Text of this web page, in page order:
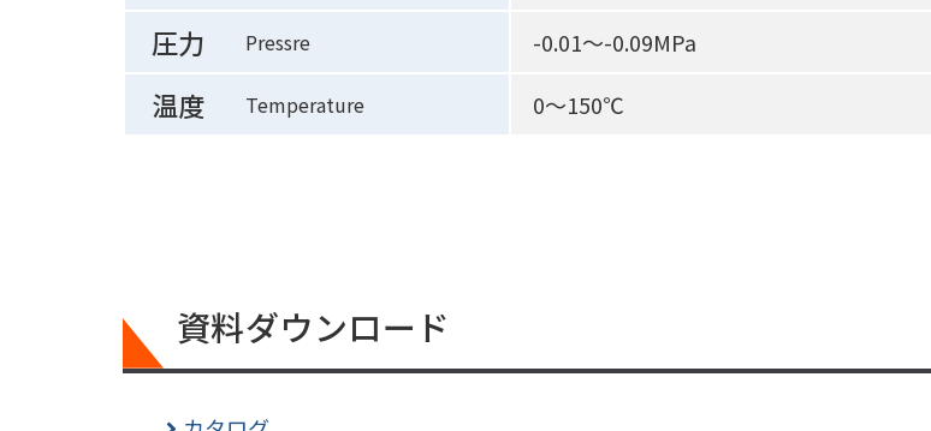
圧力 Pressre -0.01〜-0.09MPa
温度 Temperature 0〜150℃
資料ダウンロード